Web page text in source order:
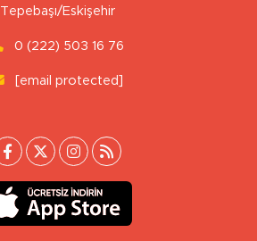
Tepebaşı/Eskişehir
0 (222) 503 16 76
[email protected]